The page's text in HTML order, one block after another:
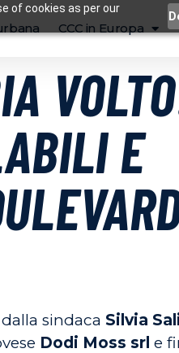
of cookies as per our
CCC in Europa
E
sindaca Silvia
Dodi Moss srl e